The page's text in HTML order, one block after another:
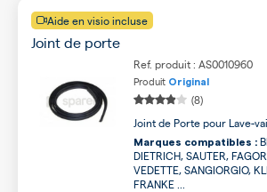
Aide en visio incluse
Joint de porte
Ref. produit : AS0010960
Produit Original
(8)
Joint de Porte pour Lave-
Marques compatibles :
DIETRICH, SAUTER,
VEDETTE, SANGIORGIO,
FRANKE ...